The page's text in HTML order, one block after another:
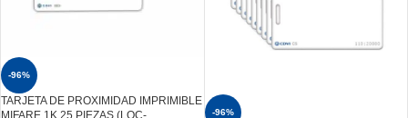
-96%
TARJETA DE PROXIMIDAD IMPRIMIBLE
MIFARE 1K 25 PIEZAS (LOC-
-96%